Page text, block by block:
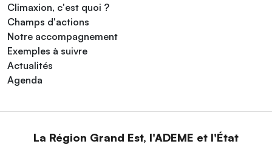
Climaxion, c'est quoi ?
Champs d'actions
Notre accompagnement
Exemples à suivre
Actualités
Agenda
La Région Grand Est, l'ADEME et l'État